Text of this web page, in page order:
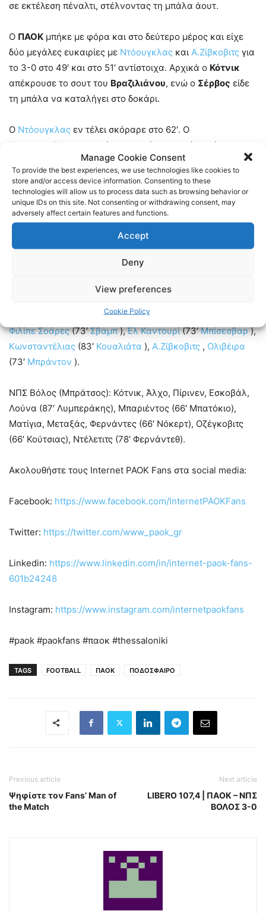
Manage Cookie Consent
To provide the best experiences, we use technologies like cookies to
store and/or access device information. Consenting to these
technologies will allow us to process data such as browsing behavior or
unique IDs on this site. Not consenting or withdrawing consent, may
adversely affect certain features and functions.
Accept
Deny
View preferences
Cookie Policy
σε εκτέλεση πέναλτι, στέλνοντας τη μπάλα άουτ.
Ο ΠΑΟΚ μπήκε με φόρα και στο δεύτερο μέρος και είχε
δύο μεγάλες ευκαιρίες με Ντόουγκλας και Α.Ζίβκοβιτς για
το 3-0 στο 49′ και στο 51′ αντίστοιχα. Αρχικά ο Κότνικ
απέκρουσε το σουτ του Βραζιλιάνου, ενώ ο Σέρβος είδε
τη μπάλα να καταλήγει στο δοκάρι.
Ο Ντόουγκλας εν τέλει σκόραρε στο 62′. Ο
Κωνσταντέλιας
ανατράπηκε εντός περιοχής από τον
Brazileiroήταν εύστοχος από τα 11 βήματα
για το 3-0.
Το παιχνίδι από εκεί και μετά έγινε τυπική διαδικασία με
τονΠΑΟΚνα παίρνει ένα σημαντικό τρίποντο και να
πηγαίνει στην διακοπή με ηρεμία κι αυτοπεποίθηση.
Ράφα Σοάρες,Αουγκούστο
Φιλίπε Σοάρες(73′Σβαμπ),Ελ Καντουρί(73′Μπίσεσβαρ),
Κωνσταντέλιας (83′ Κουαλιάτα ), Α.Ζίβκοβιτς , Ολιβέιρα
(73′ Μπράντον ).
ΝΠΣ Βόλος (Μπράτσος): Κότνικ, Άλχο, Πίρινεν, Εσκοβάλ,
Λούνα (87′ Λυμπεράκης), Μπαριέντος (66′ Μπατόκιο),
Ματίγια, Μεταξάς, Φερνάντες (66′ Νόκερτ), Οζέγκοβιτς
(66′ Κούτσιας), Ντέλετιτς (78′ Φερνάντεθ).
Ακολουθήστε τους Internet PAOK Fans στα social media:
Facebook: https://www.facebook.com/InternetPAOKFans
Twitter: https://twitter.com/www_paok_gr
Linkedin: https://www.linkedin.com/in/internet-paok-fans-
601b24248
Instagram: https://www.instagram.com/internetpaokfans
#paok #paokfans #παοκ #thessaloniki
TAGS FOOTBALL ΠΑΟΚ ΠΟΔΟΣΦΑΙΡΟ
Previous article
Ψηφίστε τον Fans’ Man of
the Match
Next article
LIBERO 107,4 | ΠΑΟΚ – ΝΠΣ
ΒΟΛΟΣ 3-0